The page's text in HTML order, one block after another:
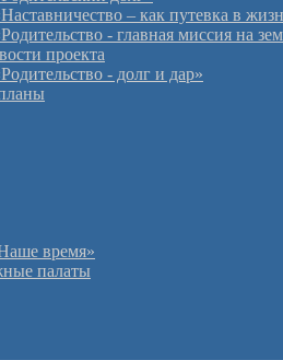
– как путевка в
- главная миссия на
проекта
- долг и дар»
время»
палаты